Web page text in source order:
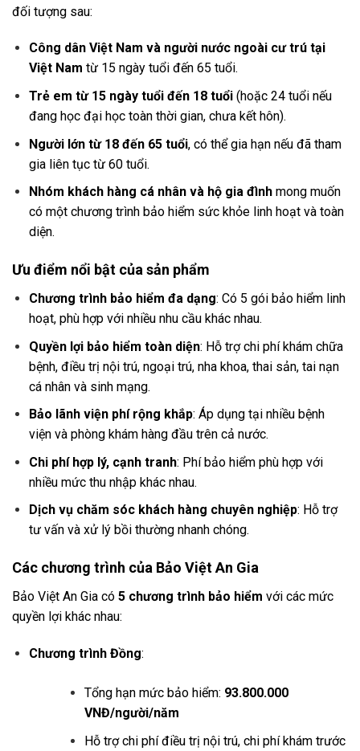
đối tượng sau:
Công dân Việt Nam và người nước ngoài cư trú tại
Việt Nam từ 15 ngày tuổi đến 65 tuổi.
Trẻ em từ 15 ngày tuổi đến 18 tuổi(hoặc 24 tuổi nếu
đang học đại học toàn thời gian, chưa kết hôn).
Người lớn từ 18 đến 65 tuổi, có thể gia hạn nếu đã tham
gia liên tục từ 60 tuổi.
Nhóm khách hàng cá nhân và hộ gia đìnhmong muốn
có một chương trình bảo hiểm sức khỏe linh hoạt và toàn
diện.
Ưu điểm nổi bật của sản phẩm
Chương trình bảo hiểm đa dạng: Có 5 gói bảo hiểm linh
hoạt, phù hợp với nhiều nhu cầu khác nhau.
Quyền lợi bảo hiểm toàn diện: Hỗ trợ chi phí khám chữa
bệnh, điều trị nội trú, ngoại trú, nha khoa, thai sản, tai nạn
cá nhân và sinh mạng.
Bảo lãnh viện phí rộng khắp: Áp dụng tại nhiều bệnh
viện và phòng khám hàng đầu trên cả nước.
Chi phí hợp lý, cạnh tranh: Phí bảo hiểm phù hợp với
nhiều mức thu nhập khác nhau.
Dịch vụ chăm sóc khách hàng chuyên nghiệp: Hỗ trợ
tư vấn và xử lý bồi thường nhanh chóng.
Các chương trình của Bảo Việt An Gia
Bảo Việt An Gia có 5 chương trình bảo hiểm với các mức
quyền lợi khác nhau:
Chương trình Đồng:
Tổng hạn mức bảo hiểm: 93.800.000
VNĐ/người/năm
Hỗ trợ chi phí điều trị nội trú, chi phí khám trước